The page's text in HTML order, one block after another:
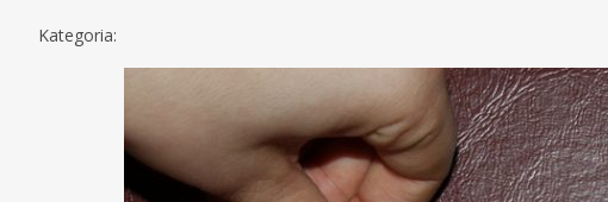
Kategoria: